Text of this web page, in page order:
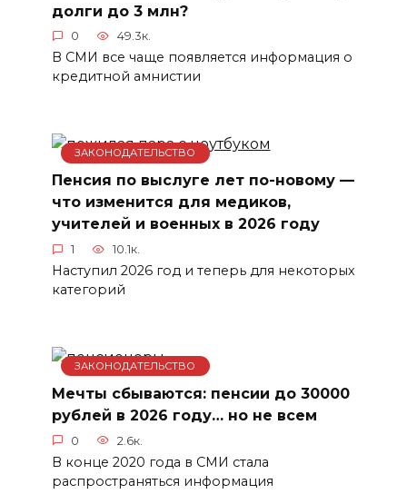
долги до 3 млн?
0 49.3к.
В СМИ все чаще появляется информация о
кредитной амнистии
ЗАКОНОДАТЕЛЬСТВО
Пенсия по выслуге лет по-новому —
что изменится для медиков,
учителей и военных в 2026 году
1 10.1к.
Наступил 2026 год и теперь для некоторых
категорий
ЗАКОНОДАТЕЛЬСТВО
Мечты сбываются: пенсии до 30000
рублей в 2026 году… но не всем
0 2.6к.
В конце 2020 года в СМИ стала
распространяться информация